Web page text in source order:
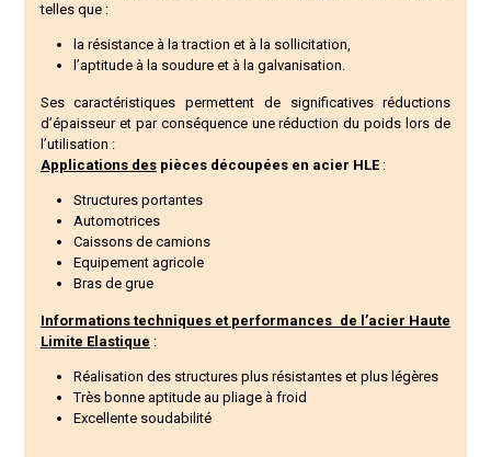
telles que :
la résistance à la traction et à la sollicitation,
l’aptitude à la soudure et à la galvanisation.
Ses caractéristiques permettent de significatives réductions
d’épaisseur et par conséquence une réduction du poids lors de
l’utilisation :
Applications des pièces découpées en acier HLE:
Structures portantes
Automotrices
Caissons de camions
Equipement agricole
Bras de grue
Informations techniques et performances de l’acier Haute
Limite Elastique :
Réalisation des structures plus résistantes et plus légères
Très bonne aptitude au pliage à froid
Excellente soudabilité